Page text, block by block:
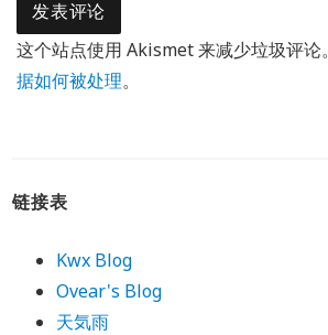
这个站点使用 Akismet 来减少垃圾评论。
据如何被处理。
链接表
Kwx Blog
Ovear's Blog
天気雨